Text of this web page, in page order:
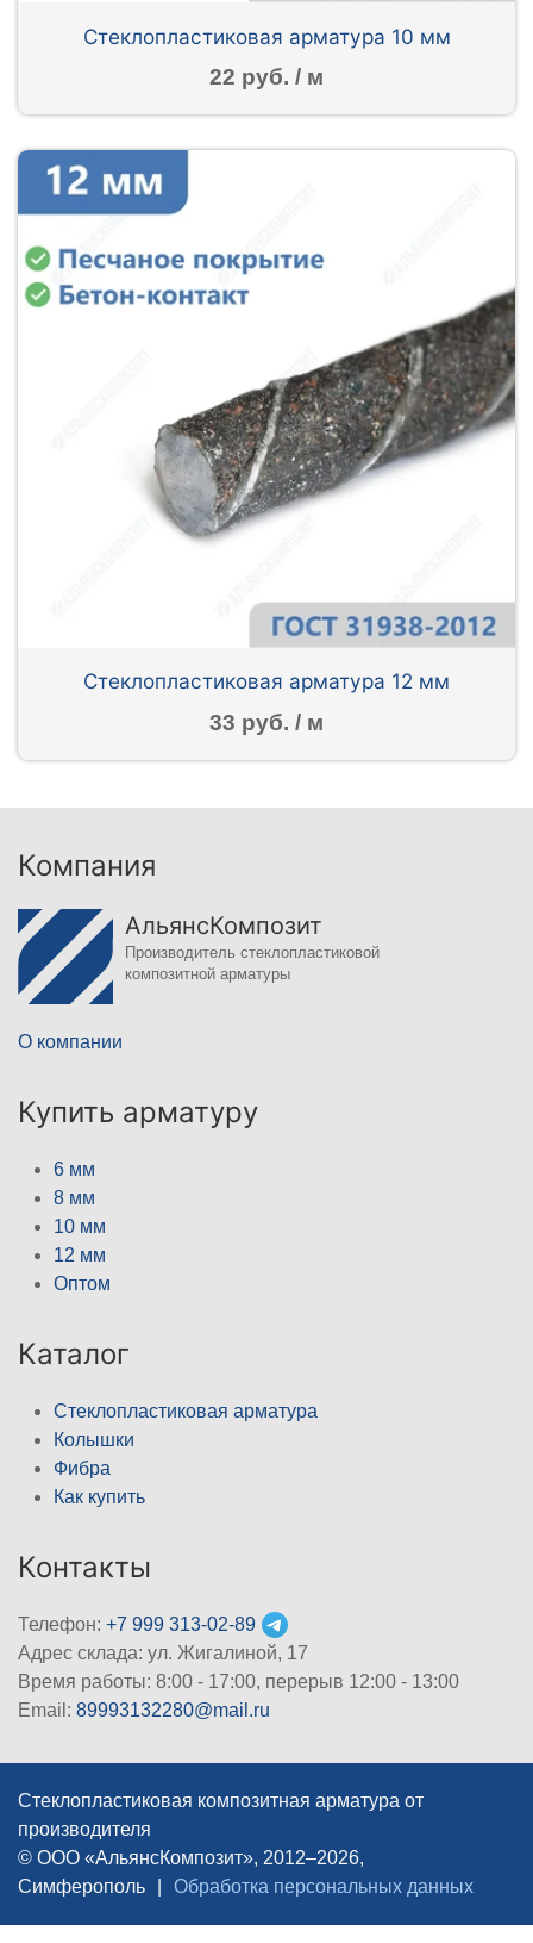
Стеклопластиковая арматура 10 мм
22 руб. / м
Стеклопластиковая арматура 12 мм
33 руб. / м
Компания
АльянсКомпозит
Производитель стеклопластиковой
композитной арматуры
О компании
Купить арматуру
6 мм
8 мм
10 мм
12 мм
Оптом
Каталог
Стеклопластиковая арматура
Колышки
Фибра
Как купить
Контакты
Телефон: +7 999 313-02-89
Адрес склада: ул. Жигалиной, 17
Время работы: 8:00 - 17:00, перерыв 12:00 - 13:00
Email: 89993132280@mail.ru
Стеклопластиковая композитная арматура от
производителя
© ООО «АльянсКомпозит», 2012–2026,
Симферополь
Обработка персональных данных